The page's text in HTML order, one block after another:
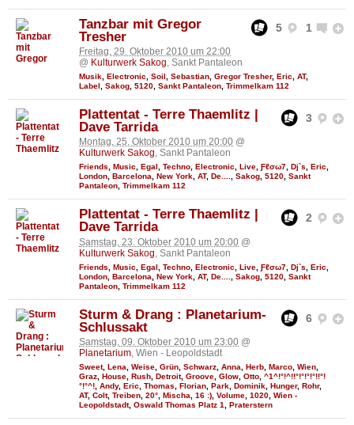
5 1
Tanzbar mit Gregor
Tresher
Freitag, 29. Oktober 2010 um 22:00
@ Kulturwerk Sakog, Sankt Pantaleon
Musik Electronic Soil Sebastian Gregor Tresher, Eric AT,
Label
Sakog 5120 Sankt Pantaleon Trimmelkam 112
3
Plattentat - Terre Thaemlitz |
Dave Tarrida
Montag, 25. Oktober 2010 um 20:00 @
Kulturwerk Sakog, Sankt Pantaleon
Friends, Music, Egal , Techno, Electronic, Live, Ƒℓσω7, Dj`s, Eric,
London, Barcelona, New York, AT, De...., Sakog, 5120, Sankt
Pantaleon, Trimmelkam 112
2
Plattentat - Terre Thaemlitz |
Dave Tarrida
Samstag, 23. Oktober 2010 um 20:00 @
Kulturwerk Sakog, Sankt Pantaleon
Friends Music Egal Techno Electronic Live Ƒℓσω7 Dj`s Eric
London Barcelona New York AT, De.... Sakog 5120 Sankt
Pantaleon Trimmelkam 112
6
Sturm & Drang : Planetarium-
Schlussakt
Samstag, 09. Oktober 2010 um 23:00 @
Planetarium, Wien - Leopoldstadt
Sweet, Lena, Weise, Grün, Schwarz, Anna, Herb, Marco, Wien,
Graz, House, Rush, Detroit, Groove, Glow, Otto, ^1^!°!^!!°!°!°!°!!°!
°!°^!, Andy, Eric, Thomas, Florian, Park, Dominik, Hunger, Rohr,
AT, Colt, Treiben, 20°, Mischa, 16 :), Volume, 1020, Wien -
Leopoldstadt, Oswald Thomas Platz 1, Praterstern